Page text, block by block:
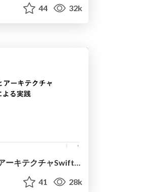
44 32k
宣言的UIの状態管理とアーキテクチャSwiftUIとGraphQLによる実践/swiftui-graphql
41 28k